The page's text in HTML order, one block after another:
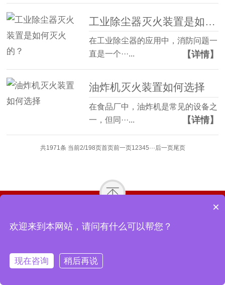
工业除尘器灭火装置是如何灭火的？
在工业除尘器的应用中，消防问题一
直是一个···...
【详情】
油炸机灭火装置如何选择
在食品厂中，油炸机是常见的设备之
一，但同···...
【详情】
共1971条 当前2/198页首页前一页12345···后一页尾页
Copyright © 2018-2026 山东中道消防设备有限公司 All Rights
×
欢迎来到本网站，请问有什么可以帮您？
现在咨询 稍后再说